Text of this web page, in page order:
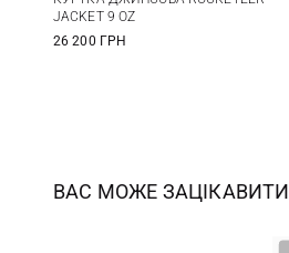
JACKET 9 OZ
26 200 ГРН
ВАС МОЖЕ ЗАЦІКАВИТИ